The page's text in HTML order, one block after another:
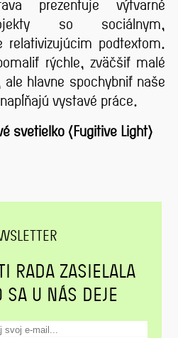
prezentuje výtvarné
so sociálnym,
relativizujúcim podtextom.
rýchle, zväčšiť malé
hlavne spochybniť naše
vystavé práce.
svetielko (Fugitive Light)
RADA ZASIELALA
SA U NÁS DEJE